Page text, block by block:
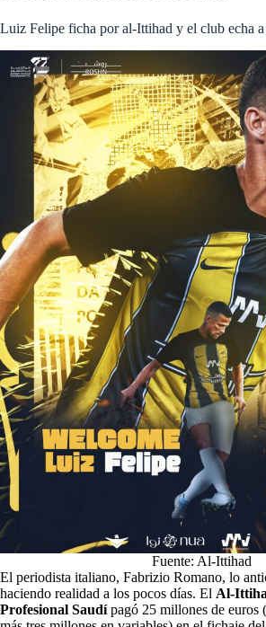
Luiz Felipe ficha por al-Ittihad y el club echa
Fuente: Al-Ittihad
El periodista italiano, Fabrizio Romano, lo
haciendo realidad a los pocos días. El Al-
Profesional Saudípagó 25 millones de euros